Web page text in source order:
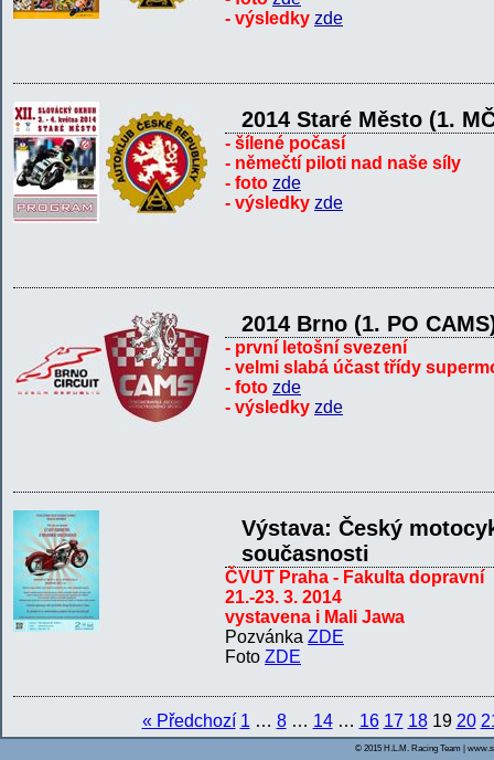
- výsledky zde
2014 Staré Město (1.
- šílené počasí
- němečtí piloti nad naše síly
- foto zde
- výsledky zde
2014 Brno (1. PO
- první letošní svezení
- velmi slabá účast třídy
- foto zde
- výsledky zde
Výstava: Český
současnosti
ČVUT Praha - Fakulta dopravní
21.-23. 3. 2014
vystavena i Mali Jawa
Pozvánka ZDE
Foto ZDE
« Předchozí 1 … 8 … 14 … 16 17 18 19 20
© 2015 H.L.M. Racing Team |